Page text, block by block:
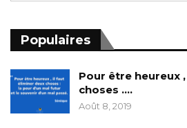
Populaires
Pour être heureux
choses ….
Août 8, 2019